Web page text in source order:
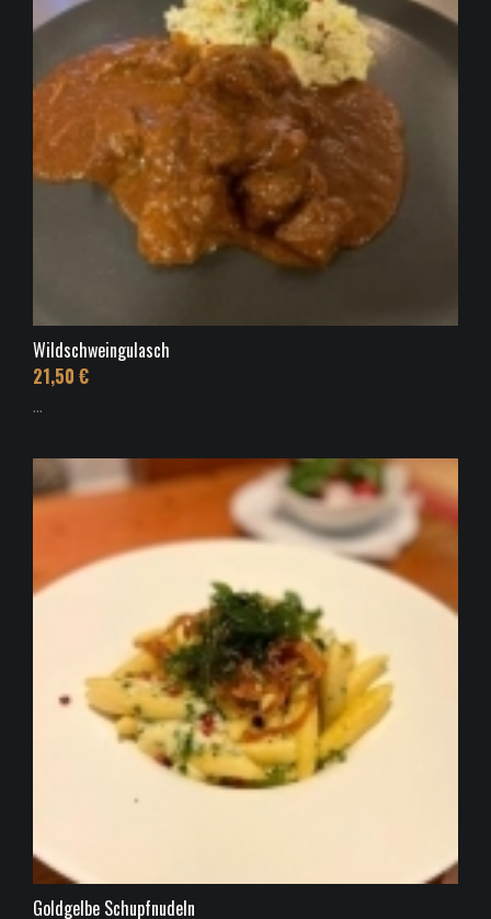
Wildschweingulasch
21,50 €
...
Goldgelbe Schupfnudeln